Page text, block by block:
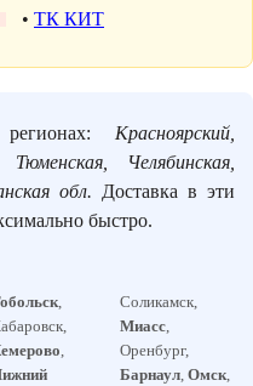
• ТК КИТ
Красноярский,
Челябинская,
обл. Доставка в эти
быстро.
,
,
Соликамск,
Миасс,
Оренбург,
Барнаул,Омск,